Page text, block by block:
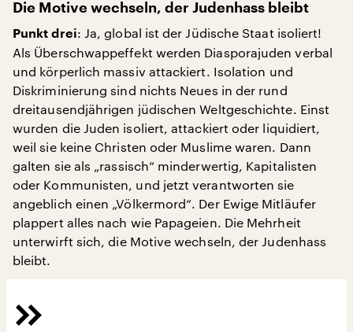
Die Motive wechseln, der Judenhass bleibt
Punkt drei: Ja, global ist der Jüdische Staat isoliert!
Als Überschwappeffekt werden Diasporajuden verbal
und körperlich massiv attackiert. Isolation und
Diskriminierung sind nichts Neues in der rund
dreitausendjährigen jüdischen Weltgeschichte. Einst
wurden die Juden isoliert, attackiert oder liquidiert,
weil sie keine Christen oder Muslime waren. Dann
galten sie als „rassisch“ minderwertig, Kapitalisten
oder Kommunisten, und jetzt verantworten sie
angeblich einen „Völkermord“. Der Ewige Mitläufer
plappert alles nach wie Papageien. Die Mehrheit
unterwirft sich, die Motive wechseln, der Judenhass
bleibt.